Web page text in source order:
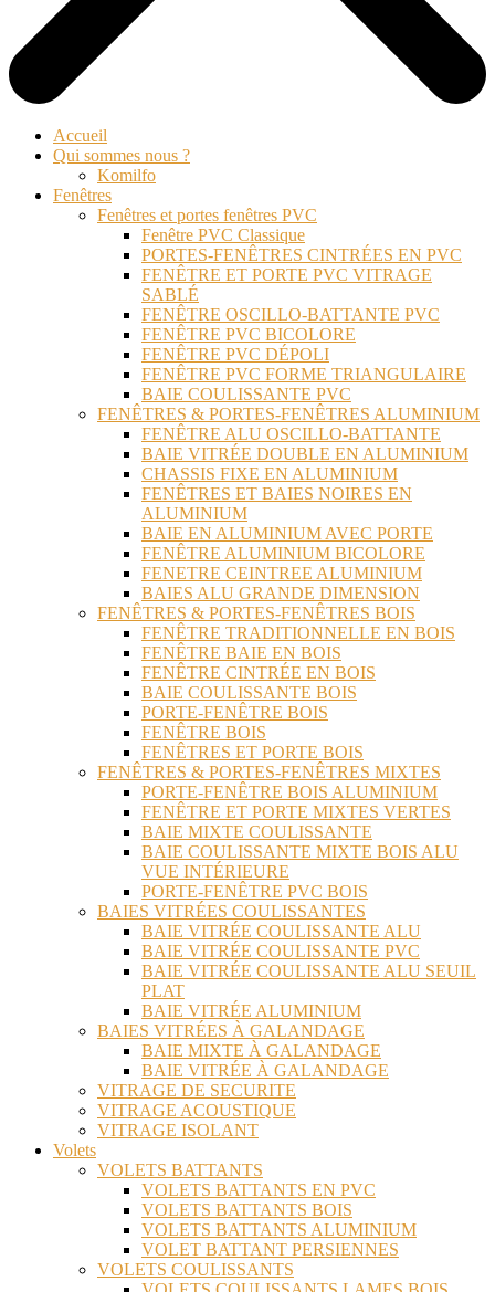
Accueil
Qui sommes nous ?
Komilfo
Fenêtres
Fenêtres et portes fenêtres PVC
Fenêtre PVC Classique
PORTES-FENÊTRES CINTRÉES EN PVC
FENÊTRE ET PORTE PVC VITRAGE
SABLÉ
FENÊTRE OSCILLO-BATTANTE PVC
FENÊTRE PVC BICOLORE
FENÊTRE PVC DÉPOLI
FENÊTRE PVC FORME TRIANGULAIRE
BAIE COULISSANTE PVC
FENÊTRES & PORTES-FENÊTRES ALUMINIUM
FENÊTRE ALU OSCILLO-BATTANTE
BAIE VITRÉE DOUBLE EN ALUMINIUM
CHASSIS FIXE EN ALUMINIUM
FENÊTRES ET BAIES NOIRES EN
ALUMINIUM
BAIE EN ALUMINIUM AVEC PORTE
FENÊTRE ALUMINIUM BICOLORE
FENETRE CEINTREE ALUMINIUM
BAIES ALU GRANDE DIMENSION
FENÊTRES & PORTES-FENÊTRES BOIS
FENÊTRE TRADITIONNELLE EN BOIS
FENÊTRE BAIE EN BOIS
FENÊTRE CINTRÉE EN BOIS
BAIE COULISSANTE BOIS
PORTE-FENÊTRE BOIS
FENÊTRE BOIS
FENÊTRES ET PORTE BOIS
FENÊTRES & PORTES-FENÊTRES MIXTES
PORTE-FENÊTRE BOIS ALUMINIUM
FENÊTRE ET PORTE MIXTES VERTES
BAIE MIXTE COULISSANTE
BAIE COULISSANTE MIXTE BOIS ALU
VUE INTÉRIEURE
PORTE-FENÊTRE PVC BOIS
BAIES VITRÉES COULISSANTES
BAIE VITRÉE COULISSANTE ALU
BAIE VITRÉE COULISSANTE PVC
BAIE VITRÉE COULISSANTE ALU SEUIL
PLAT
BAIE VITRÉE ALUMINIUM
BAIES VITRÉES À GALANDAGE
BAIE MIXTE À GALANDAGE
BAIE VITRÉE À GALANDAGE
VITRAGE DE SECURITE
VITRAGE ACOUSTIQUE
VITRAGE ISOLANT
Volets
VOLETS BATTANTS
VOLETS BATTANTS EN PVC
VOLETS BATTANTS BOIS
VOLETS BATTANTS ALUMINIUM
VOLET BATTANT PERSIENNES
VOLETS COULISSANTS